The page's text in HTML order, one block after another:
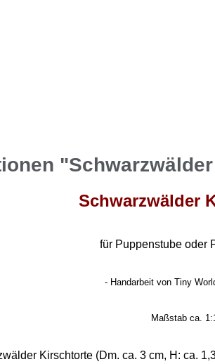
Schwarzwälder
für Puppenstube oder
- Handarbeit von Tiny
Maßstab ca.
Kirschtorte (Dm. ca. 3 cm, H: ca.